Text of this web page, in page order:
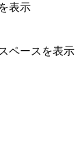
表示
ペースを表示